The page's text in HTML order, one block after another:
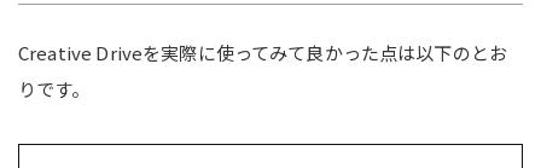
Creative Driveを実際に使ってみて良かった点は以下のとお
りです。